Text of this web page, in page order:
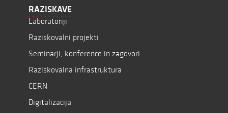
RAZISKAVE
Laboratoriji
Raziskovalni projekti
Seminarji, konference in zagovori
Raziskovalna infrastruktura
CERN
Digitalizacija